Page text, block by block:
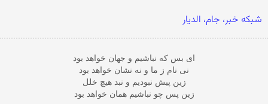
شبکه خبر، جام، الدیار
ای بس که نباشیم و جهان خواهد بود
نی نام ز ما و نه نشان خواهد بود
زین پیش نبودیم و نبد هیچ خلل
زین پس چو نباشیم همان خواهد بود